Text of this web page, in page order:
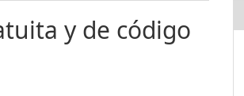
y de código